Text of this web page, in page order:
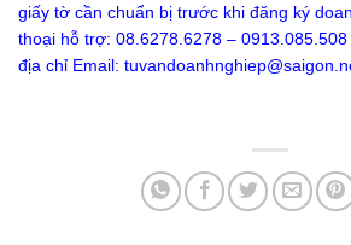
giấy tờ cần chuẩn bị trước khi đăng ký
thoại hỗ trợ: 08.6278.6278 –
địa chỉ Email: